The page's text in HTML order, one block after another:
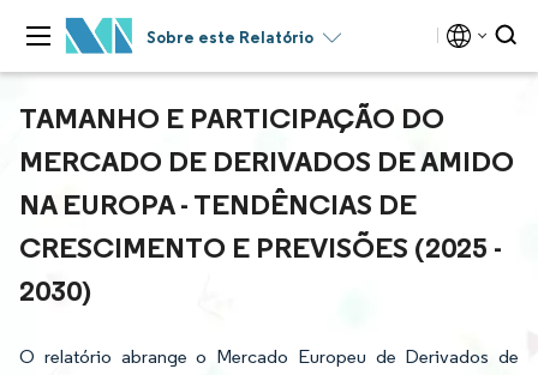
Sobre este Relatório
TAMANHO E PARTICIPAÇÃO DO
MERCADO DE DERIVADOS DE AMIDO
NA EUROPA - TENDÊNCIAS DE
CRESCIMENTO E PREVISÕES (2025 -
2030)
O relatório abrange o Mercado Europeu de Derivados de